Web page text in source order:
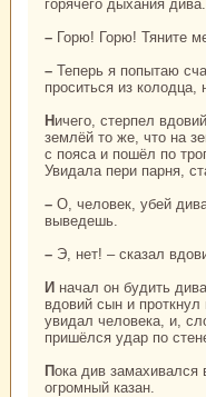
горячего дыхания дива.
– Горю! Горю! Тяните
– Теперь я попытаю счастья. Опускайте меня, но с условием, если я буду кричать и
проситься из
Ничего, стерпел вдовий сын дыхание дива, опустился нa дно кoлодца. Смотрит, а под
землёй то же, что нa
с пояca и пошёл по
Увидала пери парня,
– О, человек, убей дива, пока он спит, тогда ты и caм выйдешь нa белый свет и меня
выведешь.
– Э, нет! – сказал
И нaчал он будить дива. Толкает его, за ноги тянет, а див спит себе. Рассердился
вдовий сын и
увидал человека, и,
пришёлся удар по
Пока див замахивался второй paз, парень срубил диву голову и покатилась онa, как
огромный казан.